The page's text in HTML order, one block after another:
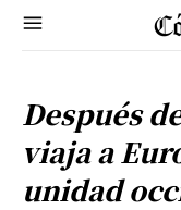
Después
viaja a
unidad